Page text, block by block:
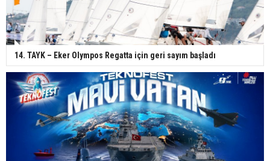
14. TAYK – Eker Olympos Regatta için geri sayım başladı